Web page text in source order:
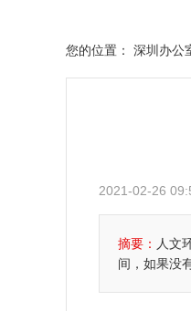
您的位置： 深圳办公
2021-02-26
摘要： 人文
间，如果没